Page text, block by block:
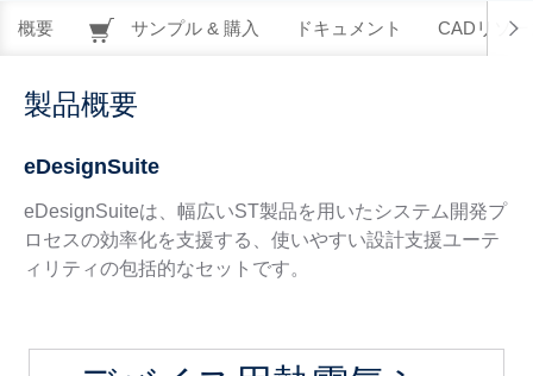
概要 サンプル & 購入 ドキュメント CADリソー
製品概要
eDesignSuite
eDesignSuiteは、幅広いST製品を用いたシステム開発プ
ロセスの効率化を支援する、使いやすい設計支援ユーテ
ィリティの包括的なセットです。